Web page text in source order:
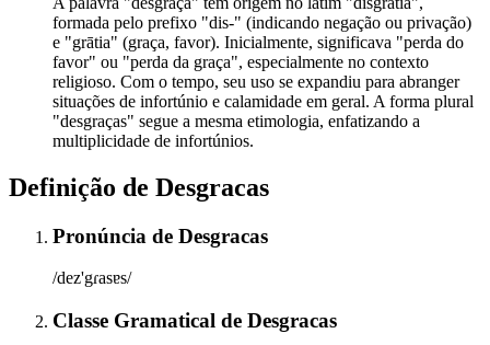
formada pelo prefixo "dis-" (indicando negação ou privação)
e "grātia" (graça, favor). Inicialmente, significava "perda do
favor" ou "perda da graça", especialmente no contexto
religioso. Com o tempo, seu uso se expandiu para abranger
situações de infortúnio e calamidade em geral. A forma plural
"desgraças" segue a mesma etimologia, enfatizando a
multiplicidade de infortúnios.
Definição de Desgracas
Pronúncia de Desgracas
/dez'gɾasɐs/
Classe Gramatical de Desgracas